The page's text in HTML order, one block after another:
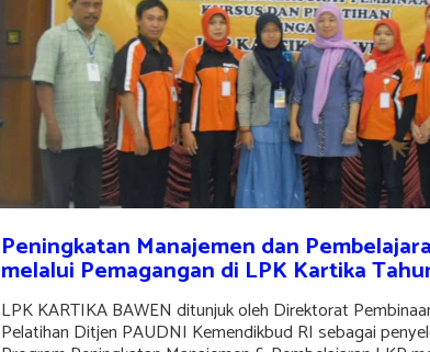
Peningkatan Manajemen dan
melalui Pemagangan di LPK Kartika
LPK KARTIKA BAWEN ditunjuk oleh Direktorat
Pelatihan Ditjen PAUDNI Kemendikbud RI sebagai